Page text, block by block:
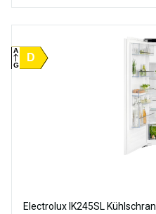
D
A
G
Electrolux IK245SL